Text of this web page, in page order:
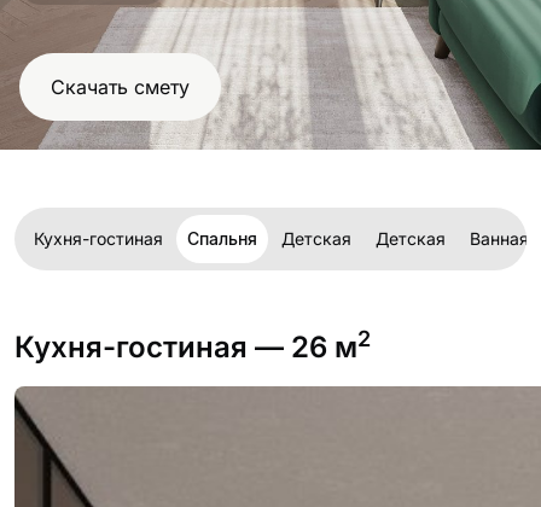
Скачать смету
Кухня-гостиная Спальня Детская Детская Ванная
Кухня-гостиная — 26 м2